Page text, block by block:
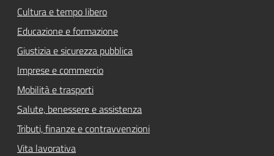
Cultura e tempo libero
Educazione e formazione
Giustizia e sicurezza pubblica
Imprese e commercio
Mobilità e trasporti
Salute, benessere e assistenza
Tributi, finanze e contravvenzioni
Vita lavorativa